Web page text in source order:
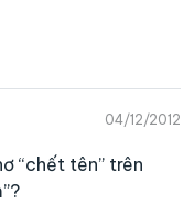
04/12/2012
“chết tên” trên